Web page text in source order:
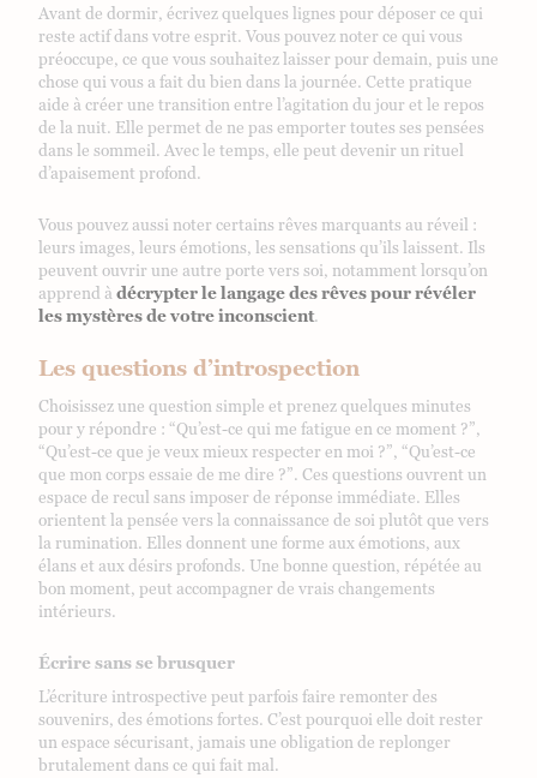
Avant de dormir, écrivez quelques lignes pour déposer ce qui
reste actif dans votre esprit. Vous pouvez noter ce qui vous
préoccupe, ce que vous souhaitez laisser pour demain, puis une
chose qui vous a fait du bien dans la journée. Cette pratique
aide à créer une transition entre l’agitation du jour et le repos
de la nuit. Elle permet de ne pas emporter toutes ses pensées
dans le sommeil. Avec le temps, elle peut devenir un rituel
d’apaisement profond.
Vous pouvez aussi noter certains rêves marquants au réveil :
leurs images, leurs émotions, les sensations qu’ils laissent. Ils
peuvent ouvrir une autre porte vers soi, notamment lorsqu’on
apprend àdécrypter le langage des rêvespour révéler
les mystères de votre inconscient.
Les questions d’introspection
Choisissez une question simple et prenez quelques minutes
pour y répondre : “Qu’est-ce qui me fatigue en ce moment ?”,
“Qu’est-ce que je veux mieux respecter en moi ?”, “Qu’est-ce
que mon corps essaie de me dire ?”. Ces questions ouvrent un
espace de recul sans imposer de réponse immédiate. Elles
orientent la pensée vers la connaissance de soi plutôt que vers
la rumination. Elles donnent une forme aux émotions, aux
élans et aux désirs profonds. Une bonne question, répétée au
bon moment, peut accompagner de vrais changements
intérieurs.
Écrire sans se brusquer
L’écriture introspective peut parfois faire remonter des
souvenirs, des émotions fortes. C’est pourquoi elle doit rester
un espace sécurisant, jamais une obligation de replonger
brutalement dans ce qui fait mal.